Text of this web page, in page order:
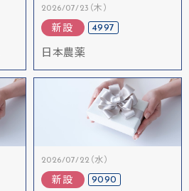
2026/07/23（木）
新設 4997
日本農薬
2026/07/22（水）
新設 9090